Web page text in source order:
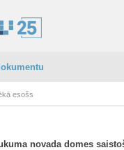
esošs
novada domes